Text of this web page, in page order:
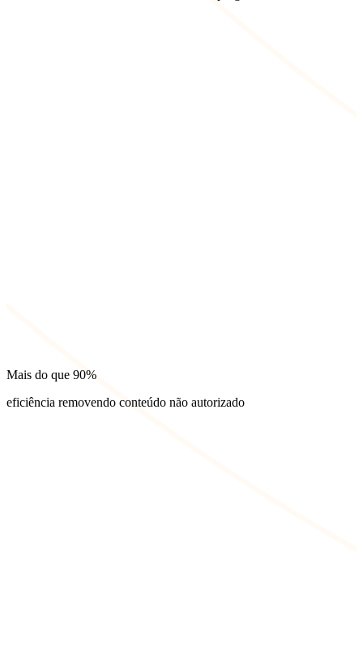
Mais do que 90%
eficiência removendo conteúdo não autorizado